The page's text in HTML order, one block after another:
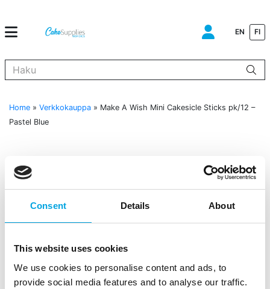
Consent Details About
This website uses cookies
We use cookies to personalise content and ads, to
provide social media features and to analyse our traffic.
EN FI
Home » Verkkokauppa » Make A Wish Mini Cakesicle Sticks pk/12 –
Pastel Blue